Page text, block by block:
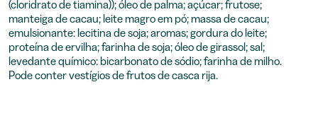
(cloridrato de tiamina)); óleo de palma; açúcar; frutose;
manteiga de cacau; leite magro em pó; massa de cacau;
emulsionante: lecitina de soja; aromas; gordura do leite;
proteína de ervilha; farinha de soja; óleo de girassol; sal;
levedante químico: bicarbonato de sódio; farinha de milho.
Pode conter vestígios de frutos de casca rija.